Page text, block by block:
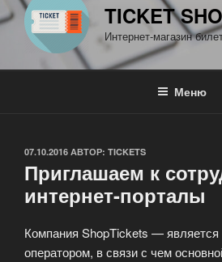
TICKET
Интернет-магазин
Меню
ОПУБЛИКОВАНО
07.10.2016 АВТОР: TICKETS
Приглашаем к
интернет-порталы
Компания ShopTickets —
оператором, в связи с чем